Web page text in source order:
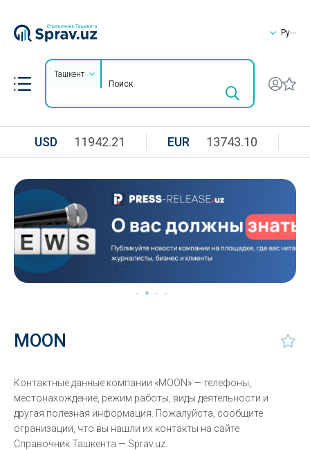
Ру
Ташкент
USD 11942.21 EUR 13743.10
MOON
Контактные данные компании «MOON» — телефоны,
местонахождение, режим работы, виды деятельности и
другая полезная информация. Пожалуйста, сообщите
огранизации, что вы нашли их контакты на сайте
Справочник Ташкента — Sprav.uz.